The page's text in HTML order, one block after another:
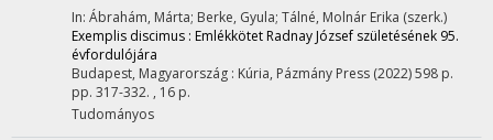
In: Ábrahám, Márta; Berke, Gyula; Tálné, Molnár Erika (szerk.)
Exemplis discimus : Emlékkötet Radnay József születésének 95.
évfordulójára
Budapest, Magyarország : Kúria, Pázmány Press (2022)598 p.
pp. 317-332. , 16 p.
Tudományos